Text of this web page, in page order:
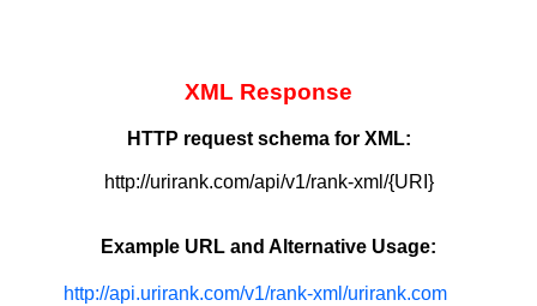
XML Response
HTTP request schema for XML:
http://urirank.com/api/v1/rank-xml/{URI}
Example URL and Alternative Usage:
http://api.urirank.com/v1/rank-xml/urirank.com